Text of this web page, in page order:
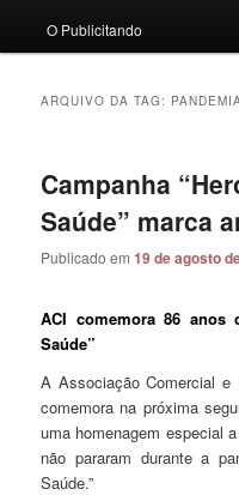
O Publicitando
ARQUIVO DA TAG:
Campanha
Saúde” marca
Publicado em19 de agosto
ACI comemora 86 anos
Saúde”
A Associação Comercial
comemora na próxima
uma homenagem especial
não pararam durante a
Saúde.”